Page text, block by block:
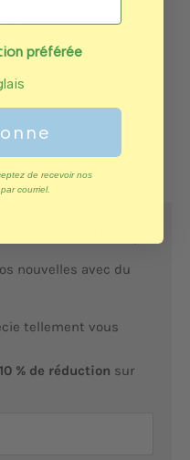
nouvelles avec du
tellement vous
10 % de réduction sur
préférée
de recevoir nos
courriel.